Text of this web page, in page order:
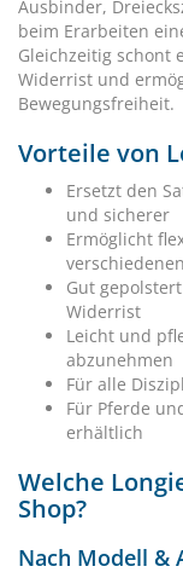
Ausbinder,
beim Erarbeiten
Gleichzeitig schont
Widerrist und
Bewegungsfreiheit.
Vorteile von
Ersetzt den
und sicherer
Ermöglicht
Gut
Widerrist
Leicht und
abzunehmen
Für alle
Für Pferde
erhältlich
Welche
Shop?
Nach Modell &